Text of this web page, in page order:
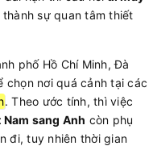
sự quan tâm thiết
phố Hồ Chí Minh, Đà
chọn nơi quá cảnh tại các
. Theo ước tính, thì việc
sang Anh còn phụ
đi, tuy nhiên thời gian